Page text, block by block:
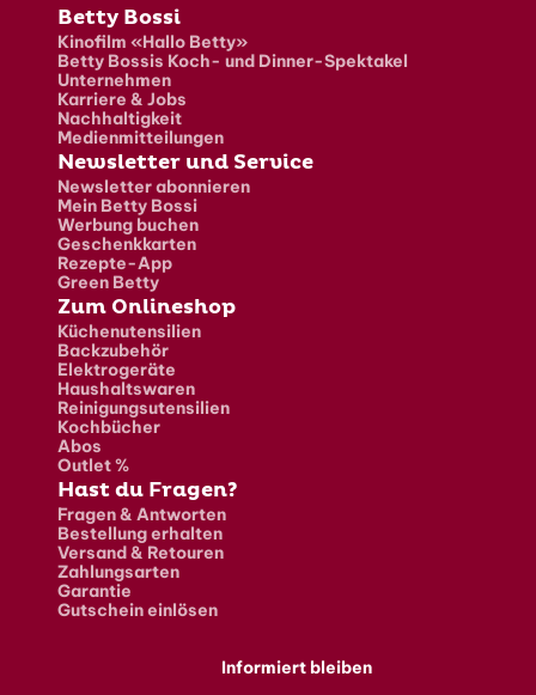
Fusszeile
Betty Bossi
Kinofilm «Hallo Betty»
Betty Bossis Koch- und Dinner-Spektakel
Unternehmen
Karriere & Jobs
Nachhaltigkeit
Medienmitteilungen
Newsletter und Service
Newsletter abonnieren
Mein Betty Bossi
Werbung buchen
Geschenkkarten
Rezepte-App
Green Betty
Zum Onlineshop
Küchenutensilien
Backzubehör
Elektrogeräte
Haushaltswaren
Reinigungsutensilien
Kochbücher
Abos
Outlet %
Hast du Fragen?
Fragen & Antworten
Bestellung erhalten
Versand & Retouren
Zahlungsarten
Garantie
Gutschein einlösen
Informiert bleiben